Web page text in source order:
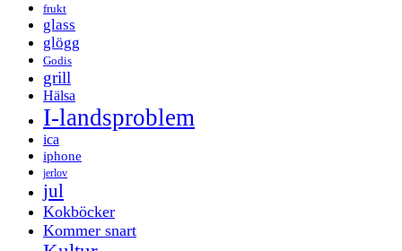
frukt
glass
glögg
Godis
grill
Hälsa
I-landsproblem
ica
iphone
jerlov
jul
Kokböcker
Kommer snart